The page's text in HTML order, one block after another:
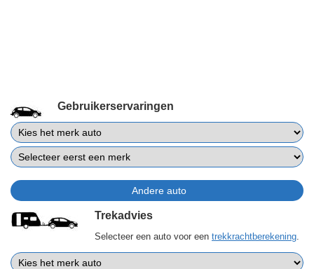
Gebruikerservaringen
Trekadvies
Selecteer een auto voor een trekkrachtberekening.